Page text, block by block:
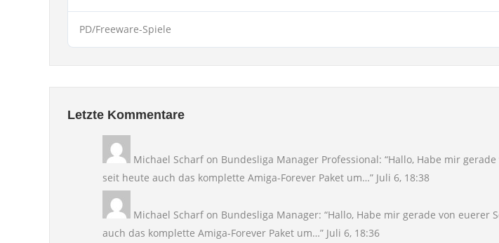
PD/Freeware-Spiele
Letzte Kommentare
Michael Scharf on Bundesliga Manager Professional: “Hallo, Habe mir
seit heute auch das komplette Amiga-Forever Paket um…” Juli 6, 18:38
Michael Scharf on Bundesliga Manager: “Hallo, Habe mir gerade von euerer
auch das komplette Amiga-Forever Paket um…” Juli 6, 18:36